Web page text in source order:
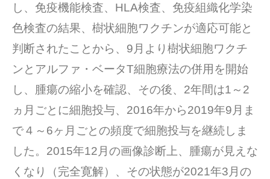
し、免疫機能検査、HLA検査、免疫組織化学染
色検査の結果、樹状細胞ワクチンが適応可能と
判断されたことから、9月より樹状細胞ワクチ
ンとアルファ・ベータT細胞療法の併用を開始
し、腫瘍の縮小を確認、その後、2年間は1～2
ヵ月ごとに細胞投与、2016年から2019年9月ま
で４～6ヶ月ごとの頻度で細胞投与を継続しま
した。2015年12月の画像診断上、腫瘍が見えな
くなり（完全寛解）、その状態が2021年3月の